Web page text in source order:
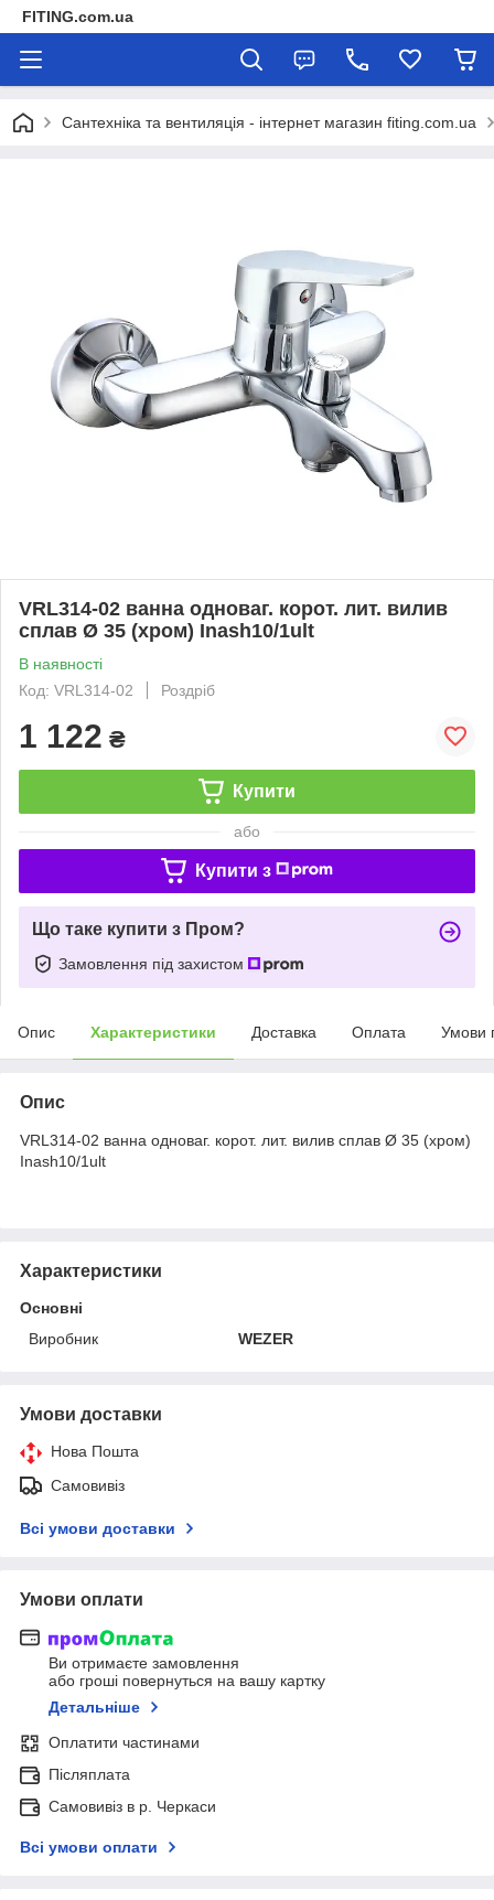
FITING.com.ua
Сантехніка та вентиляція - інтернет магазин fiting.com.ua
VRL314-02 ванна одноваг. корот. лит. вилив
сплав Ø 35 (хром) Inash10/1ult
В наявності
Код: VRL314-02
Роздріб
1 122 ₴
Купити
або
Купити з
Що таке купити з Пром?
Замовлення під захистом
Опис Характеристики Доставка Оплата Умови
Опис
VRL314-02 ванна одноваг. корот. лит. вилив сплав Ø 35 (хром)
Inash10/1ult
Характеристики
Основні
Виробник
WEZER
Умови доставки
Нова Пошта
Самовивіз
Всі умови доставки
Умови оплати
Ви отримаєте замовлення
або гроші повернуться на вашу картку
Детальніше
Оплатити частинами
Післяплата
Самовивіз в р. Черкаси
Всі умови оплати